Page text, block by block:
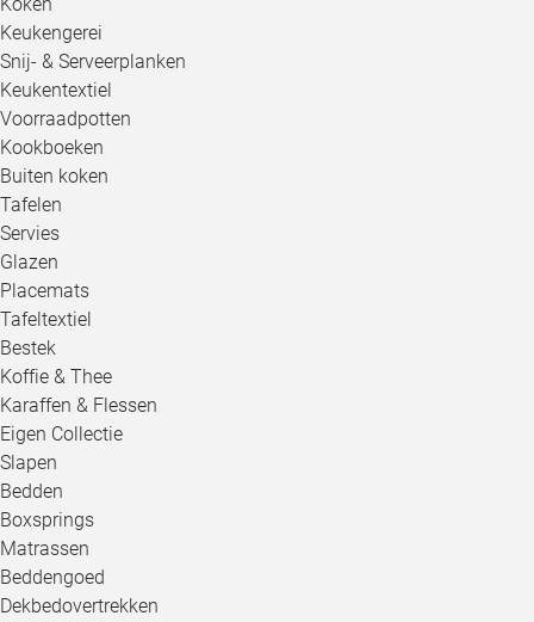
Keukengerei
Snij- & Serveerplanken
Keukentextiel
Voorraadpotten
Kookboeken
Buiten koken
Tafelen
Servies
Glazen
Placemats
Tafeltextiel
Bestek
Koffie & Thee
Karaffen & Flessen
Eigen Collectie
Slapen
Bedden
Boxsprings
Matrassen
Beddengoed
Dekbedovertrekken